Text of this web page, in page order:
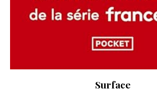
Surface